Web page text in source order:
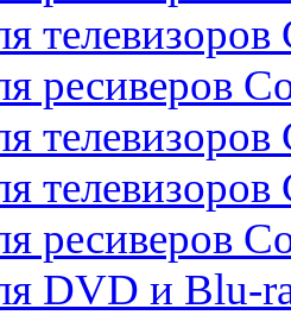
телевизоров
ресиверов
телевизоров
телевизоров
ресиверов
DVD и Blu-